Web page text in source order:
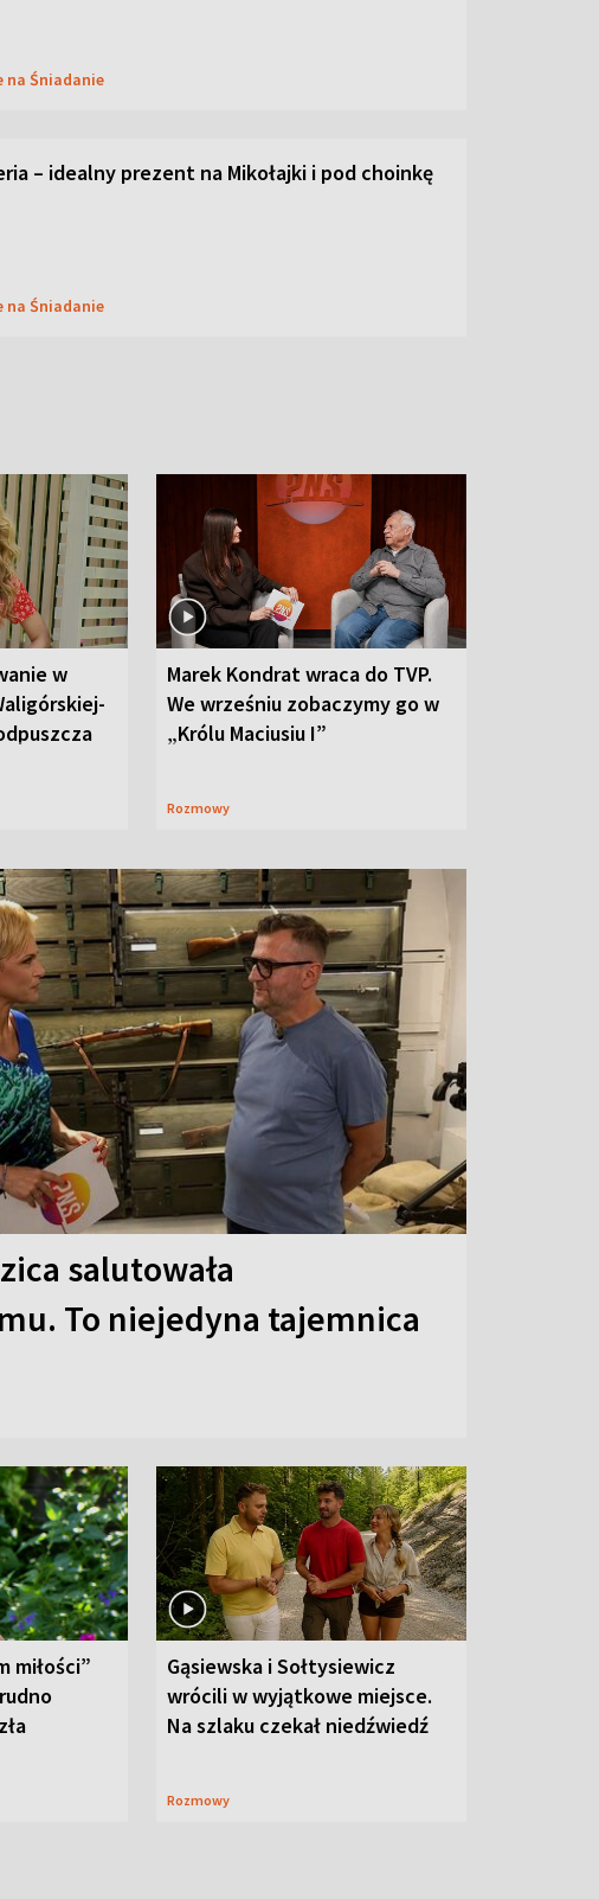
na Śniadanie
– idealny prezent na Mikołajki i pod choinkę
na Śniadanie
w
Marek Kondrat wraca do TVP.
We wrześniu zobaczymy go w
„Królu Maciusiu I”
Rozmowy
salutowała
To niejedyna tajemnica
miłości”
Gąsiewska i Sołtysiewicz
wrócili w wyjątkowe miejsce.
Na szlaku czekał niedźwiedź
Rozmowy